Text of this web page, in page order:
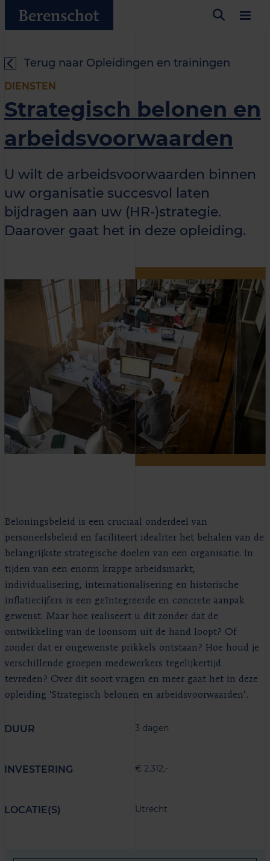
Terug naar Opleidingen en trainingen
DIENSTEN
Strategisch belonen en
arbeidsvoorwaarden
U wilt de arbeidsvoorwaarden binnen
uw organisatie succesvol laten
bijdragen aan uw (HR-)strategie.
Daarover gaat het in deze opleiding.
Beloningsbeleid is een cruciaal onderdeel van
personeelsbeleid en faciliteert idealiter het behalen van de
belangrijkste strategische doelen van een organisatie. In
tijden van een enorm krappe arbeidsmarkt,
individualisering, internationalisering en historische
inflatiecijfers is een geïntegreerde en concrete aanpak
gewenst. Maar hoe realiseert u dit zonder dat de
ontwikkeling van de loonsom uit de hand loopt? Of
zonder dat er ongewenste prikkels ontstaan? Hoe houd je
verschillende groepen medewerkers tegelijkertijd
tevreden? Over dit soort vragen en meer gaat het in deze
opleiding ‘Strategisch belonen en arbeidsvoorwaarden’.
DUUR 3 dagen
INVESTERING € 2.312,-
LOCATIE(S) Utrecht